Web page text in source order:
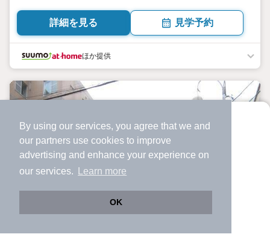
By using our services, you agree that we and
our partners use cookies to improve
advertising and enhance your experience on
our services.
Learn more
OK
より使いやすくなった
アプリで物件探ししませんか？
サクサク動く地図で物件検索
詳細を見る 見学予約
ほか提供